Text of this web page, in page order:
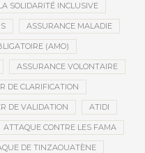
SOLIDARITÉ INCLUSIVE
ASSURANCE MALADIE
(AMO)
ASSURANCE VOLONTAIRE
DE CLARIFICATION
DE VALIDATION ATIDI
ATTAQUE CONTRE LES FAMA
DE TINZAOUATÈNE